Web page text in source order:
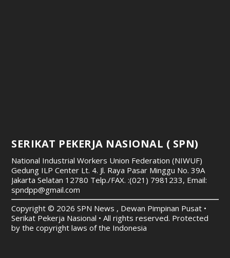
SERIKAT PEKERJA NASIONAL ( SPN)
National Industrial Workers Union Federation (NIWUF)
Gedung ILP Center Lt. 4. Jl. Raya Pasar Minggu No. 39A
Jakarta Selatan 12780 Telp./FAX. :(021) 7981233, Email:
spndpp@gmail.com
Copyright © 2026 SPN News , Dewan Pimpinan Pusat •
Serikat Pekerja Nasional • All rights reserved. Protected
by the copyright laws of the Indonesia